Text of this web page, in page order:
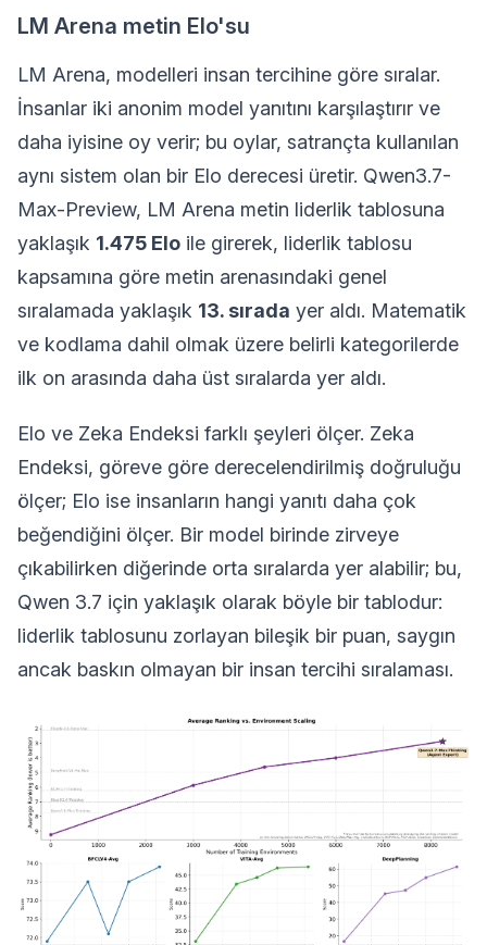
LM Arena metin Elo'su
LM Arena, modelleri insan tercihine göre sıralar.
İnsanlar iki anonim model yanıtını karşılaştırır ve
daha iyisine oy verir; bu oylar, satrançta kullanılan
aynı sistem olan bir Elo derecesi üretir. Qwen3.7-
Max-Preview, LM Arena metin liderlik tablosuna
yaklaşık 1.475 Elo ile girerek, liderlik tablosu
kapsamına göre metin arenasındaki genel
sıralamada yaklaşık 13. sırada yer aldı. Matematik
ve kodlama dahil olmak üzere belirli kategorilerde
ilk on arasında daha üst sıralarda yer aldı.
Elo ve Zeka Endeksi farklı şeyleri ölçer. Zeka
Endeksi, göreve göre derecelendirilmiş doğruluğu
ölçer; Elo ise insanların hangi yanıtı daha çok
beğendiğini ölçer. Bir model birinde zirveye
çıkabilirken diğerinde orta sıralarda yer alabilir; bu,
Qwen 3.7 için yaklaşık olarak böyle bir tablodur:
liderlik tablosunu zorlayan bileşik bir puan, saygın
ancak baskın olmayan bir insan tercihi sıralaması.